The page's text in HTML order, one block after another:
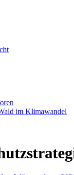
im Klimawandel